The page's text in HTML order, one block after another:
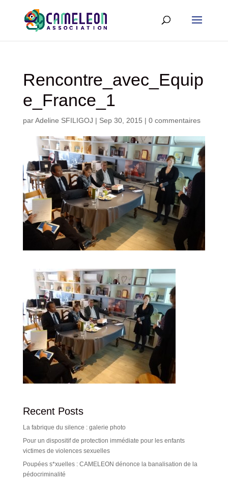
Rencontre_avec_Equip
e_France_1
parAdeline SFILIGOJ | Sep 30, 2015 | 0 commentaires
Recent Posts
La fabrique du silence : galerie photo
Pour un dispositif de protection immédiate pour les enfants
victimes de violences sexuelles
Poupées s*xuelles : CAMELEON dénonce la banalisation de la
pédocriminalité